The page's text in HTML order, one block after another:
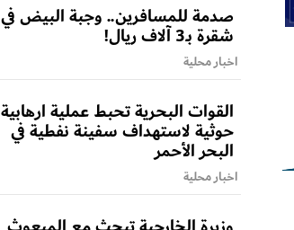
صدمة للمسافرين.. وجبة البيض في
شقرة بـ3 آلاف ريال!
اخبار محلية
القوات البحرية تحبط عملية ارهابية
حوثية لاستهداف سفينة نفطية في
البحر الأحمر
اخبار محلية